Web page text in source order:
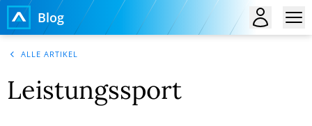
Blog
ALLE ARTIKEL
Leistungssport